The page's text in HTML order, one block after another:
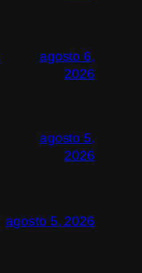
agosto 6,
2026
agosto 5,
2026
agosto 5, 2026